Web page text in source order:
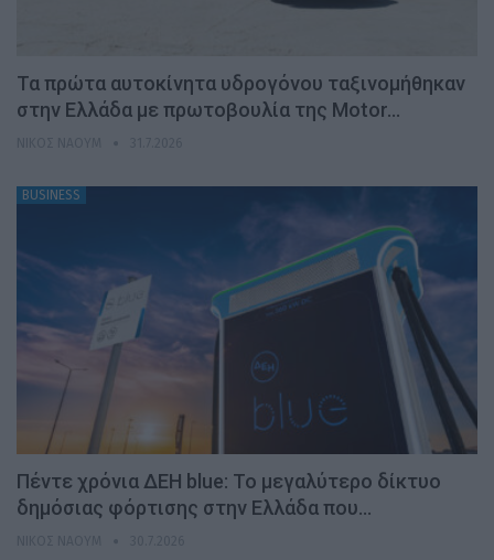
Τα πρώτα αυτοκίνητα υδρογόνου ταξινομήθηκαν
στην Ελλάδα με πρωτοβουλία της Motor…
BUSINESS
Πέντε χρόνια ΔΕΗ blue: Το μεγαλύτερο δίκτυο
δημόσιας φόρτισης στην Ελλάδα που…